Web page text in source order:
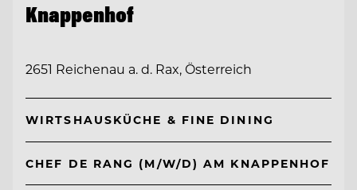
Knappenhof
2651 Reichenau a. d. Rax, Österreich
WIRTSHAUSKÜCHE & FINE DINING
CHEF DE RANG (M/W/D) AM KNAPPENHOF